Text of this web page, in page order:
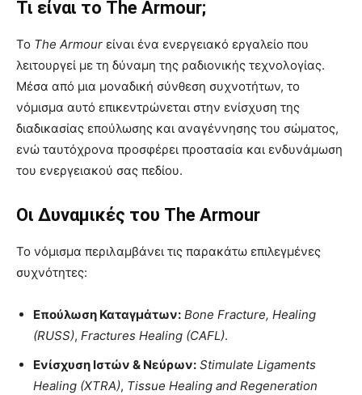
Τι είναι το The Armour;
Το The Armour είναι ένα ενεργειακό εργαλείο που
λειτουργεί με τη δύναμη της ραδιονικής τεχνολογίας.
Μέσα από μια μοναδική σύνθεση συχνοτήτων, το
νόμισμα αυτό επικεντρώνεται στην ενίσχυση της
διαδικασίας επούλωσης και αναγέννησης του σώματος,
ενώ ταυτόχρονα προσφέρει προστασία και ενδυνάμωση
του ενεργειακού σας πεδίου.
Οι Δυναμικές του The Armour
Το νόμισμα περιλαμβάνει τις παρακάτω επιλεγμένες
συχνότητες:
Eπούλωση Καταγμάτων: Bone Fracture, Healing
(RUSS), Fractures Healing (CAFL).
Ενίσχυση Ιστών & Νεύρων: Stimulate Ligaments
Healing (XTRA), Tissue Healing and Regeneration